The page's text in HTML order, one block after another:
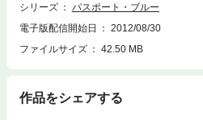
シリーズ
パスポート・ブルー
電子版配信開始日
2012/08/30
ファイルサイズ
42.50 MB
作品をシェアする